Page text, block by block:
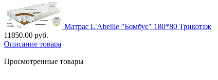
Матрас L'Abeille "Бомбус" 180*80 Трикотаж
11850.00 руб.
Описание товара
Просмотренные товары